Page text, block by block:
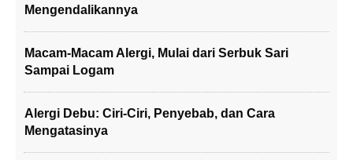
Mengendalikannya
Macam-Macam Alergi, Mulai dari Serbuk Sari
Sampai Logam
Alergi Debu: Ciri-Ciri, Penyebab, dan Cara
Mengatasinya